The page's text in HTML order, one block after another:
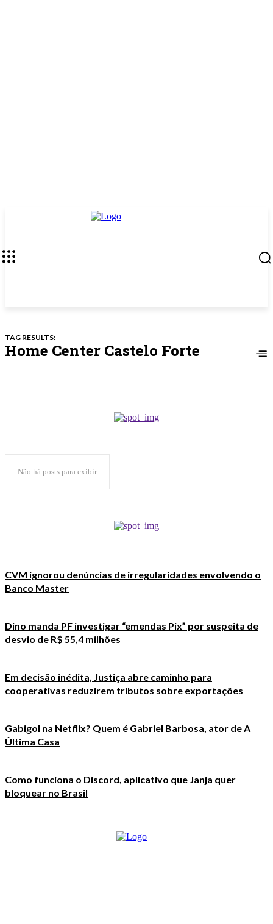
TAG RESULTS:
Home Center Castelo Forte
Não há posts para exibir
CVM ignorou denúncias de irregularidades envolvendo o
Banco Master
Dino manda PF investigar “emendas Pix” por suspeita de
desvio de R$ 55,4 milhões
Em decisão inédita, Justiça abre caminho para
cooperativas reduzirem tributos sobre exportações
Gabigol na Netflix? Quem é Gabriel Barbosa, ator de A
Última Casa
Como funciona o Discord, aplicativo que Janja quer
bloquear no Brasil